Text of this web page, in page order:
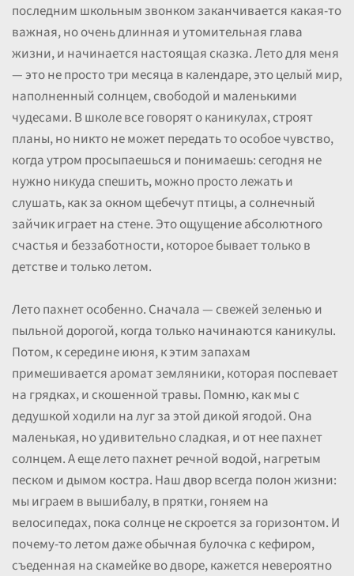
последним школьным звонком заканчивается какая-то
важная, но очень длинная и утомительная глава
жизни, и начинается настоящая сказка. Лето для меня
— это не просто три месяца в календаре, это целый мир,
наполненный солнцем, свободой и маленькими
чудесами. В школе все говорят о каникулах, строят
планы, но никто не может передать то особое чувство,
когда утром просыпаешься и понимаешь: сегодня не
нужно никуда спешить, можно просто лежать и
слушать, как за окном щебечут птицы, а солнечный
зайчик играет на стене. Это ощущение абсолютного
счастья и беззаботности, которое бывает только в
детстве и только летом.
Лето пахнет особенно. Сначала — свежей зеленью и
пыльной дорогой, когда только начинаются каникулы.
Потом, к середине июня, к этим запахам
примешивается аромат земляники, которая поспевает
на грядках, и скошенной травы. Помню, как мы с
дедушкой ходили на луг за этой дикой ягодой. Она
маленькая, но удивительно сладкая, и от нее пахнет
солнцем. А еще лето пахнет речной водой, нагретым
песком и дымом костра. Наш двор всегда полон жизни:
мы играем в вышибалу, в прятки, гоняем на
велосипедах, пока солнце не скроется за горизонтом. И
почему-то летом даже обычная булочка с кефиром,
съеденная на скамейке во дворе, кажется невероятно